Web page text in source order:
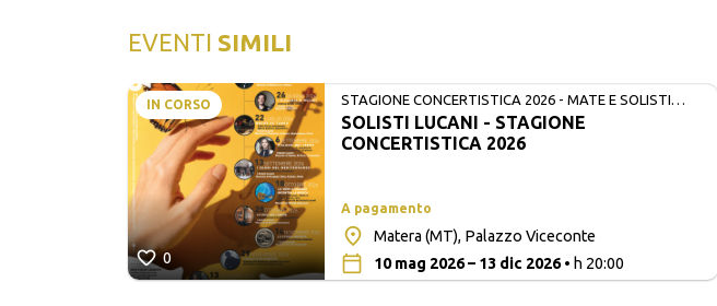
EVENTI SIMILI
IN CORSO
0
STAGIONE CONCERTISTICA 2026 - MATE E SOLISTI
LUCANI
SOLISTI LUCANI - STAGIONE
CONCERTISTICA 2026
A pagamento
Matera (MT), Palazzo Viceconte
10 mag 2026 – 13 dic 2026• h 20:00